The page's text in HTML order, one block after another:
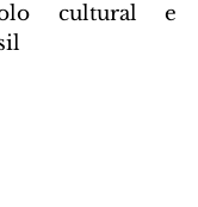
cultural e